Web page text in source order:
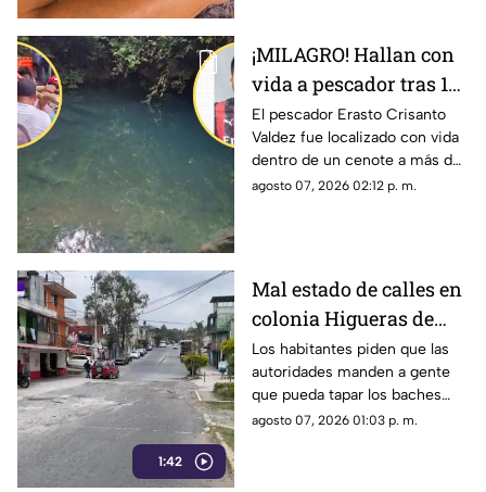
¡MILAGRO! Hallan con
vida a pescador tras 15
DÍAS desaparecido en
cenote de Veracruz; así
lo encontraron
El pescador Erasto Crisanto
Valdez fue localizado con vida
dentro de un cenote a más de
100 metros de profundidad en
agosto 07, 2026 02:12 p. m.
1:42
Mal estado de calles en
colonia Higueras de
Xalapa presume
amplia experiencia en
dañar autos
Los habitantes piden que las
autoridades manden a gente
que pueda tapar los baches
con un poquito de mezcla.
agosto 07, 2026 01:03 p. m.